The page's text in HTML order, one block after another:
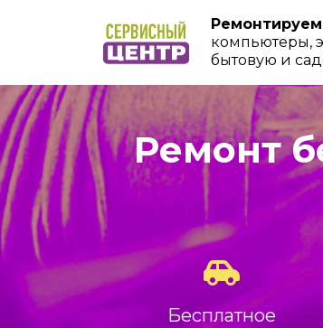
Ремонтируем
компьютеры,
бытовую и
Ремонт
Бесплатное